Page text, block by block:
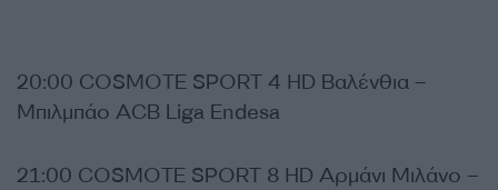
20:00 COSMOTE SPORT 4 HD Βαλένθια –
Μπιλμπάο ACB Liga Endesa
21:00 COSMOTE SPORT 8 HD Αρμάνι Μιλάνο –